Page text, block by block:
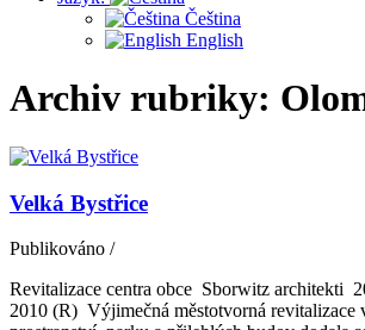
Čeština
English
Archiv rubriky:
Velká Bystřice
Publikováno /
Revitalizace centra obce Sborwitz architekti
2010 (R) Výjimečná městotvorná revitalizace